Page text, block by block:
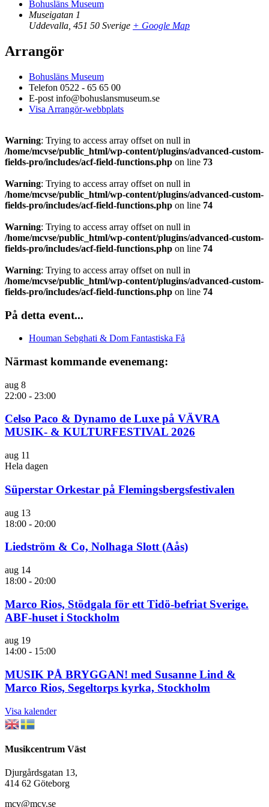
Bohusläns Museum
Museigatan 1
Uddevalla 451 50 Sverige + Google Map
Arrangör
Bohusläns Museum
Telefon 0522 - 65 65 00
E-post info@bohuslansmuseum.se
Visa Arrangör-webbplats
Warning: Trying to access array offset on null in
/home/mcvse/public_html/wp-content/plugins/advanced-custom-
fields-pro/includes/acf-field-functions.php on line 73
Warning: Trying to access array offset on null in
/home/mcvse/public_html/wp-content/plugins/advanced-custom-
fields-pro/includes/acf-field-functions.php on line 74
Warning: Trying to access array offset on null in
/home/mcvse/public_html/wp-content/plugins/advanced-custom-
fields-pro/includes/acf-field-functions.php on line 74
Warning: Trying to access array offset on null in
/home/mcvse/public_html/wp-content/plugins/advanced-custom-
fields-pro/includes/acf-field-functions.php on line 74
På detta event...
Houman Sebghati & Dom Fantastiska Få
Närmast kommande evenemang:
aug 8
22:00 - 23:00
Celso Paco & Dynamo de Luxe på VÄVRA
MUSIK- & KULTURFESTIVAL 2026
aug 11
Hela dagen
Süperstar Orkestar på Flemingsbergsfestivalen
aug 13
18:00 - 20:00
Liedström & Co, Nolhaga Slott (Aås)
aug 14
18:00 - 20:00
Marco Rios, Stödgala för ett Tidö-befriat Sverige.
ABF-huset i Stockholm
aug 19
14:00 - 15:00
MUSIK PÅ BRYGGAN! med Susanne Lind &
Marco Rios, Segeltorps kyrka, Stockholm
Visa kalender
Musikcentrum Väst
Djurgårdsgatan 13,
414 62 Göteborg
mcv@mcv.se